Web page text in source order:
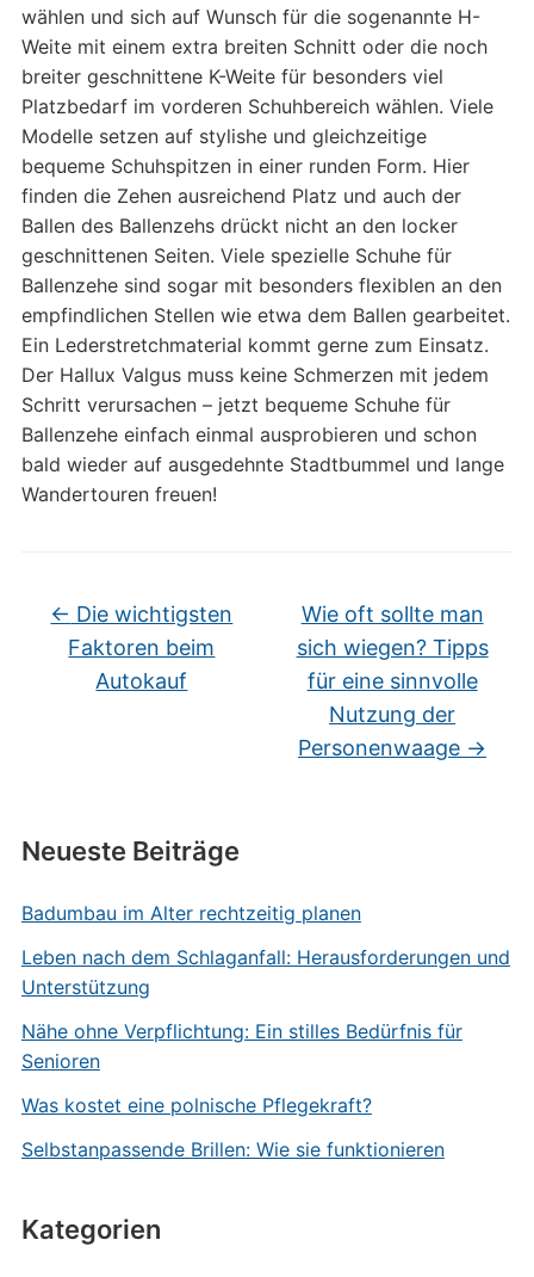
Neueste Beiträge
Badumbau im Alter rechtzeitig planen
Leben nach dem Schlaganfall: Herausforderungen und
Unterstützung
Nähe ohne Verpflichtung: Ein stilles Bedürfnis für
Senioren
Was kostet eine polnische Pflegekraft?
Selbstanpassende Brillen: Wie sie funktionieren
Kategorien
wählen und sich auf Wunsch für die sogenannte H-
Weite mit einem extra breiten Schnitt oder die noch
breiter geschnittene K-Weite für besonders viel
Platzbedarf im vorderen Schuhbereich wählen. Viele
Modelle setzen auf stylishe und gleichzeitige
bequeme Schuhspitzen in einer runden Form. Hier
finden die Zehen ausreichend Platz und auch der
Ballen des Ballenzehs drückt nicht an den locker
geschnittenen Seiten. Viele spezielle Schuhe für
Ballenzehe sind sogar mit besonders flexiblen an den
empfindlichen Stellen wie etwa dem Ballen gearbeitet.
Ein Lederstretchmaterial kommt gerne zum Einsatz.
Der Hallux Valgus muss keine Schmerzen mit jedem
Schritt verursachen – jetzt bequeme Schuhe für
Ballenzehe einfach einmal ausprobieren und schon
bald wieder auf ausgedehnte Stadtbummel und lange
Wandertouren freuen!
← Die wichtigsten
Faktoren beim
Autokauf
Wie oft sollte man
sich wiegen? Tipps
für eine sinnvolle
Nutzung der
Personenwaage →